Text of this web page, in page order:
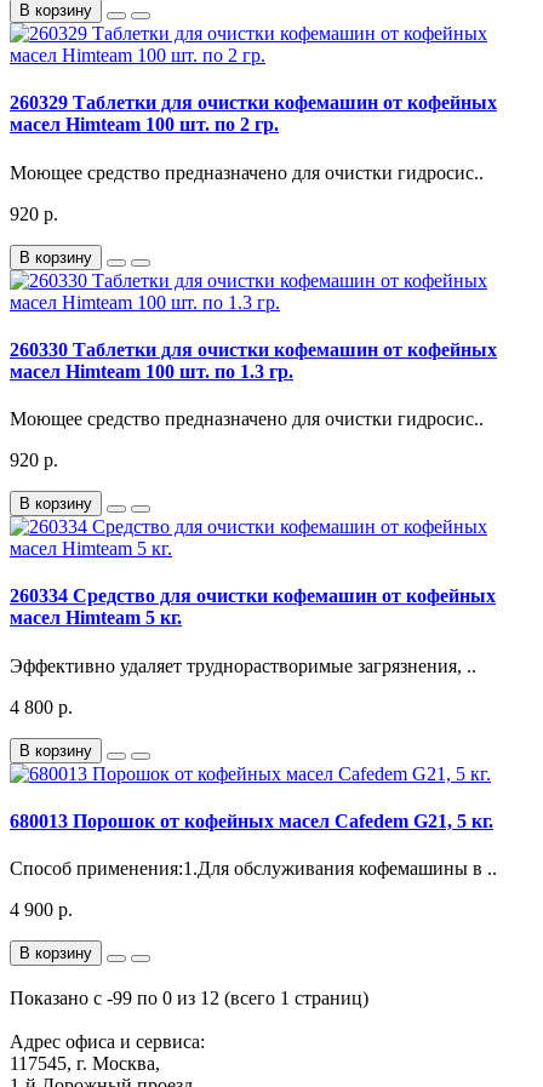
В корзину
260329 Таблетки для очистки кофемашин от кофейных
масел Himteam 100 шт. по 2 гр.
Моющее средство предназначено для очистки гидросис..
920 р.
В корзину
260330 Таблетки для очистки кофемашин от кофейных
масел Himteam 100 шт. по 1.3 гр.
Моющее средство предназначено для очистки гидросис..
920 р.
В корзину
260334 Средство для очистки кофемашин от кофейных
масел Himteam 5 кг.
Эффективно удаляет труднорастворимые загрязнения, ..
4 800 р.
В корзину
680013 Порошок от кофейных масел Cafedem G21, 5 кг.
Способ применения:1.Для обслуживания кофемашины в ..
4 900 р.
В корзину
Показано с -99 по 0 из 12 (всего 1 страниц)
Адрес офиса и сервиса:
117545, г. Москва,